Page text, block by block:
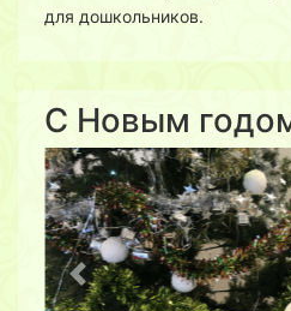
для дошкольников.
С Новым
Previous